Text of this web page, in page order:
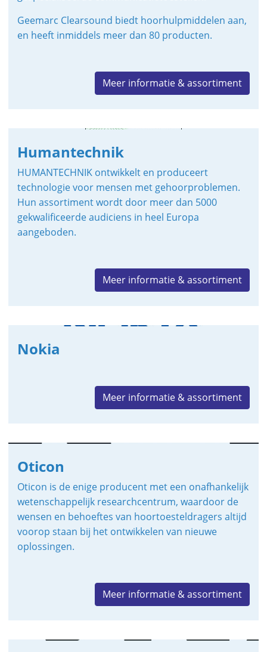
Geemarc Clearsound biedt hoorhulpmiddelen aan,
en heeft inmiddels meer dan 80 producten.
Meer informatie & assortiment
Humantechnik
HUMANTECHNIK ontwikkelt en produceert
technologie voor mensen met gehoorproblemen.
Hun assortiment wordt door meer dan 5000
gekwalificeerde audiciens in heel Europa
aangeboden.
Meer informatie & assortiment
Nokia
Meer informatie & assortiment
Oticon
Oticon is de enige producent met een onafhankelijk
wetenschappelijk researchcentrum, waardoor de
wensen en behoeftes van hoortoesteldragers altijd
voorop staan bij het ontwikkelen van nieuwe
oplossingen.
Meer informatie & assortiment